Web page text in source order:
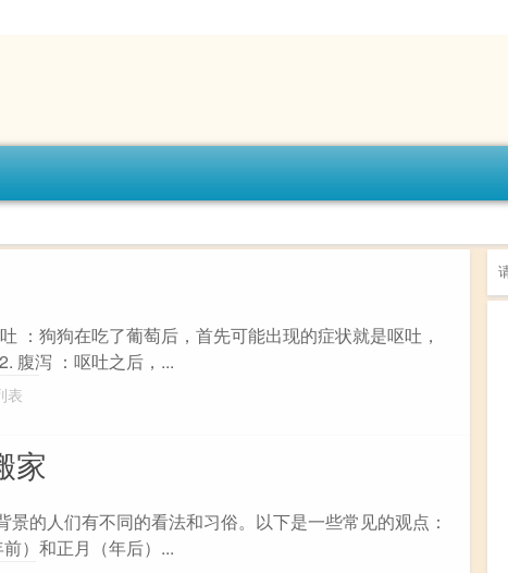
：狗狗在吃了葡萄后，首先可能出现的症状就是呕吐，
腹泻 ：呕吐之后，...
表
家
的人们有不同的看法和习俗。以下是一些常见的观点：
）和正月（年后）...